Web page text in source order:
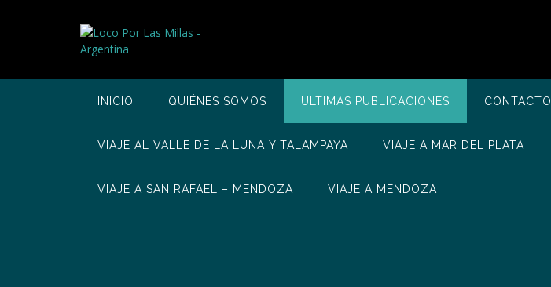
INICIO QUIÉNES SOMOS ULTIMAS PUBLICACIONES CONTACTO
VIAJE AL VALLE DE LA LUNA Y TALAMPAYA VIAJE A MAR DEL PLATA
VIAJE A SAN RAFAEL – MENDOZA VIAJE A MENDOZA